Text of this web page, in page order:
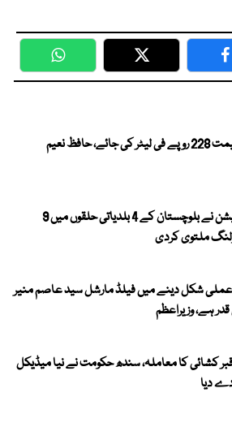
WhatsApp Twitter
پیٹرول کی قیمت 228 روپے فی لیٹر کی جائے، حافظ نعیم
الیکشن کمیشن نے بلوچستان کے 4 بلدیاتی حلقوں میں 9
ملتوی کردی
شکل دینے میں فیلڈ مارشل سید عاصم منیر
قدر ہے، وزیراعظم
کشائی کا معاملہ، سندھ حکومت نے نیا میڈیکل
دیا